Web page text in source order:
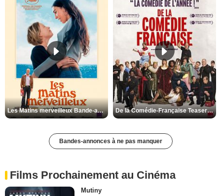
Les Matins merveilleux Bande-annonce VF De la Comédie-Française Teaser VF
Bandes-annonces à ne pas manquer
Films Prochainement au Cinéma
Mutiny